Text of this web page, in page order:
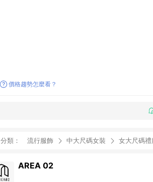
價格趨勢怎麼看？
分類： 流行服飾 中大尺碼女裝 女大尺碼禮
AREA 02